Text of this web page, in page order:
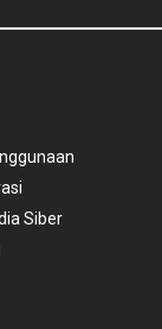
Siber